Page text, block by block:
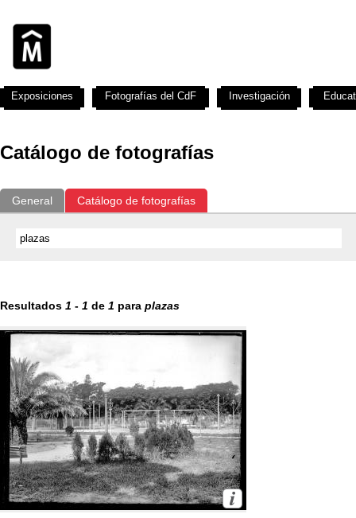
Catálogo de fotografías
General Catálogo de fotografías
Resultados 1 - 1 de 1 para plazas
Exposiciones Fotografías del CdF Investigación